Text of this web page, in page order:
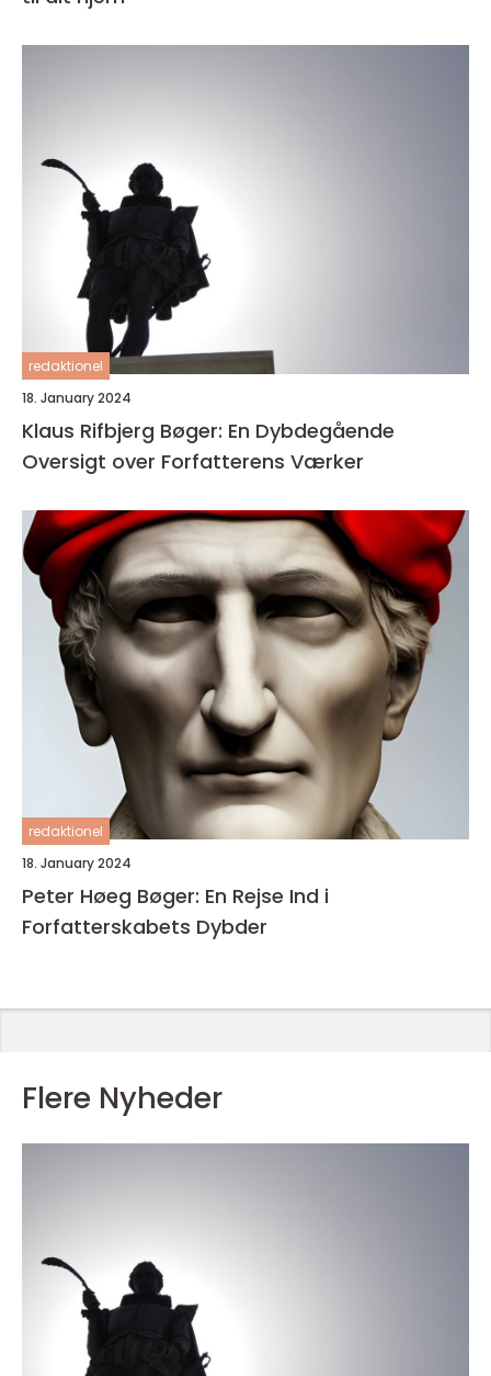
redaktionel
18. January 2024
Klaus Rifbjerg Bøger: En Dybdegående
Oversigt over Forfatterens Værker
redaktionel
18. January 2024
Peter Høeg Bøger: En Rejse Ind i
Forfatterskabets Dybder
Flere Nyheder